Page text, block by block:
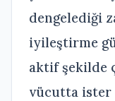
dengelediği
iyileştirme
aktif şekilde
vücutta ister